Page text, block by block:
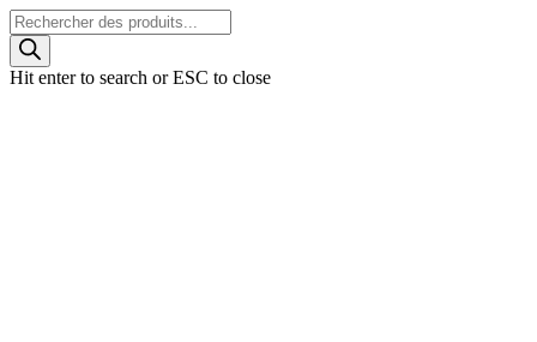
Skip
to
main
content
Recherche
de
produits
Hit enter to search or ESC to close